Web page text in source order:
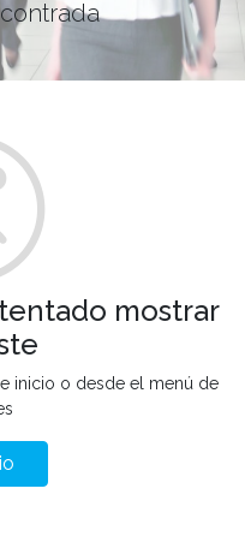
mostrar
inicio o desde el menú de